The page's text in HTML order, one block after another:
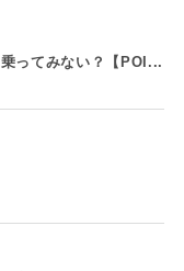
ってみない？【POI...